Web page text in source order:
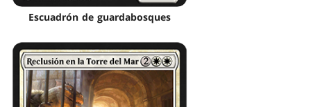
Escuadrón de guardabosques